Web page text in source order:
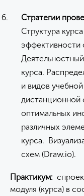
Стратегии
Структура
эффективности
курса.
и видов
оптимальных
различных
курса.
схем (Draw.io).
Практикум:
модуля (курса) в